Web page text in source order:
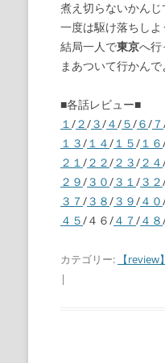
煮え切らないかんじ
一度は駆け落ちしよ
結局一人で東京へ行
まあついて行かんで
■各話レビュー■
１/２/３/４/５/６/ ７
１３/１４/１５/１６
２１/２２/２３/２４
２９/３０/３１/３２
３７/３８/３９/４０
４５/４６/４７/４８
カテゴリー: 【review】
|